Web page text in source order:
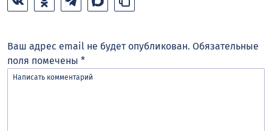
Ваш адрес email не будет опубликован. Обязательные
поля помечены *